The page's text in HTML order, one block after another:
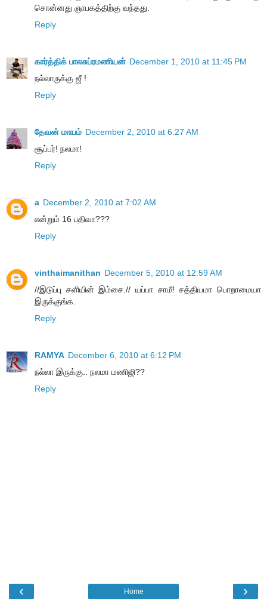
சொன்னது ஞாபகத்திற்கு வந்தது.
Reply
கார்த்திக் பாலசுப்ரமணியன் December 1, 2010 at 11:45 PM
நல்லாருக்கு ஜீ !
Reply
தேவன் மாயம் December 2, 2010 at 6:27 AM
சூப்பர்! நலமா!
Reply
a December 2, 2010 at 7:02 AM
என்றும் 16 பதிவா???
Reply
vinthaimanithan December 5, 2010 at 12:59 AM
//இடுப்பு சளியின் இம்சை.// யப்பா சாமீ! சத்தியமா பொறாமையா
இருக்குங்க.
Reply
RAMYA December 6, 2010 at 6:12 PM
நல்லா இருக்கு.. நலமா மணிஜி??
Reply
‹ ›
Home